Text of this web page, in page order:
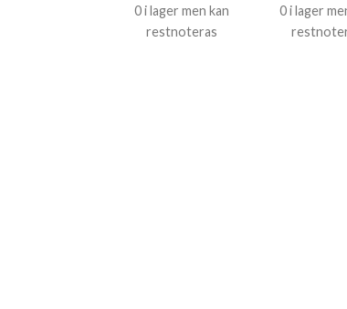
0 i lager men kan
restnoteras
0 i lager